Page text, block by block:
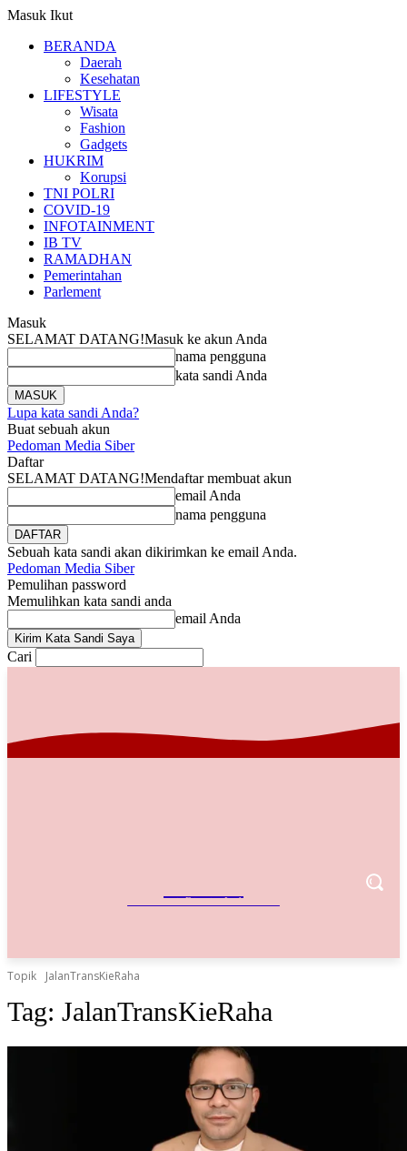
Masuk Ikut
BERANDA
Daerah
Kesehatan
LIFESTYLE
Wisata
Fashion
Gadgets
HUKRIM
Korupsi
TNI POLRI
COVID-19
INFOTAINMENT
IB TV
RAMADHAN
Pemerintahan
Parlement
Masuk
SELAMAT DATANG!Masuk ke akun Anda
nama pengguna
kata sandi Anda
Lupa kata sandi Anda?
Buat sebuah akun
Pedoman Media Siber
Daftar
SELAMAT DATANG!Mendaftar membuat akun
email Anda
nama pengguna
Sebuah kata sandi akan dikirimkan ke email Anda.
Pedoman Media Siber
Pemulihan password
Memulihkan kata sandi anda
email Anda
Cari
Referensi Bisnis Indonesia
Topik JalanTransKieRaha
Tag: JalanTransKieRaha